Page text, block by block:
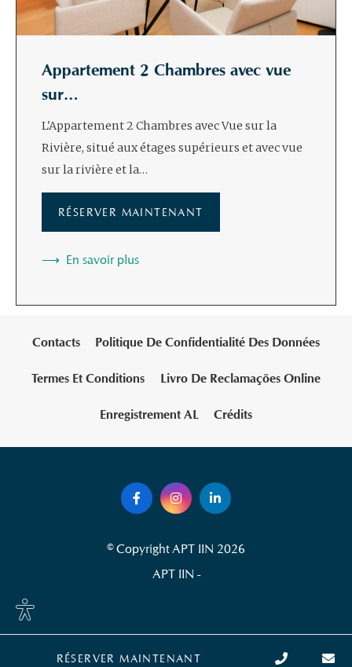
Site
settings
RÉSERVER MAINTENANT
Appartement 2 Chambres avec vue
sur…
L'Appartement 2 Chambres avec Vue sur la
Rivière, situé aux étages supérieurs et avec vue
sur la rivière et la…
RÉSERVER MAINTENANT
En savoir plus
Contacts Politique De Confidentialité Des Données
Termes Et Conditions Livro De Reclamações Online
Enregistrement AL Crédits
© Copyright APT IIN 2026
APT IIN -